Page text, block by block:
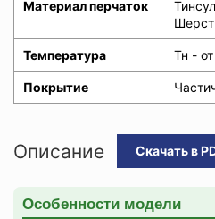
Материал перчаток
Температура Тн -
Покрытие
Описание Скачать в
Особенности модели